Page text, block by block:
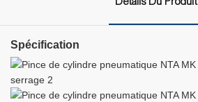
Spécification